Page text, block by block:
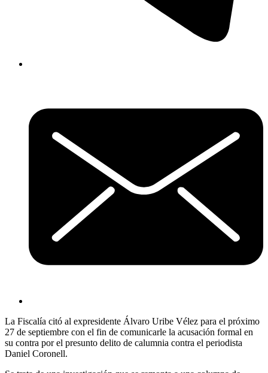
La Fiscalía citó al expresidente Álvaro Uribe Vélez para el próximo
27 de septiembre con el fin de comunicarle la acusación formal en
su contra por el presunto delito de calumnia contra el periodista
Daniel Coronell.